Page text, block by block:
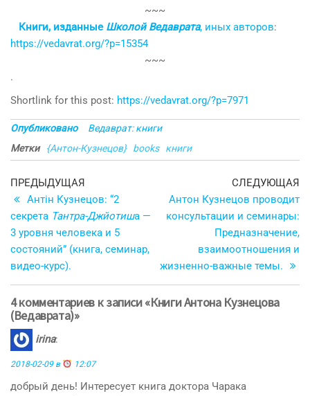
~~~
Книги, изданные Школой Ведаврата, иных авторов:
https://vedavrat.org/?p=15354
~~~
.
Shortlink for this post: https://vedavrat.org/?p=7971
Опубликовано
Ведаврат: книги
Метки
{Антон-Кузнецов} books книги
Навигация
по
записям
Предыдущая
запись
ПРЕДЫДУЩАЯ
Антін Кузнецов: “2
секрета Тантра-Джйотиша —
3 уровня человека и 5
состояний” (книга, семинар,
видео-курс).
СЛЕДУЮЩАЯ
Антон Кузнецов проводит
консультации и семинары:
Предназначение,
взаимоотношения и
жизненно-важные темы.
4 комментариев к записи «Книги Антона Кузнецова
(Ведаврата)»
irina:
2018-02-09 в 12:07
добрый день! Интересует книга доктора Чарака